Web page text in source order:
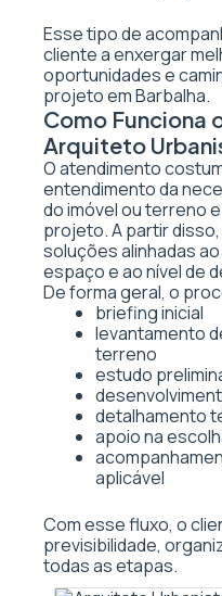
Esse tipo de
cliente a enxergar
oportunidades e
projeto em Barbalha.
Como Funciona
Arquiteto
O atendimento
entendimento da
do imóvel ou terreno
projeto. A partir
soluções alinhadas
espaço e ao nível de
De forma geral, o
briefing inicial
levantamento
terreno
estudo
detalhamento
apoio na
aplicável
Com esse fluxo, o
previsibilidade,
todas as etapas.